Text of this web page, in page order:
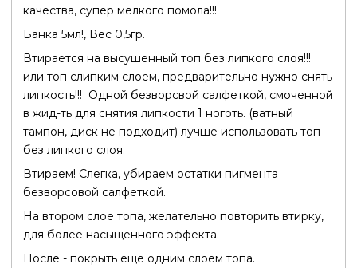
качества, супер мелкого помола!!!
Банка 5мл!, Вес 0,5гр.
Втирается на высушенный топ без липкого слоя!!!
или топ слипким слоем, предварительно нужно снять
липкость!!! Одной безворсвой салфеткой, смоченной
в жид-ть для снятия липкости 1 ноготь. (ватный
тампон, диск не подходит) лучше использовать топ
без липкого слоя.
Втираем! Слегка, убираем остатки пигмента
безворсовой салфеткой.
На втором слое топа, желательно повторить втирку,
для более насыщенного эффекта.
После - покрыть еще одним слоем топа.